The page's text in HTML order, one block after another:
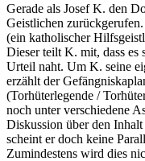
Gerade als Josef K. den
Geistlichen
(ein katholischer
Dieser teilt K. mit, dass es
Urteil naht. Um K. seine
erzählt der
(Torhüterlegende /
noch unter verschiedene
Diskussion über den
scheint er doch keine
Zumindestens wird dies